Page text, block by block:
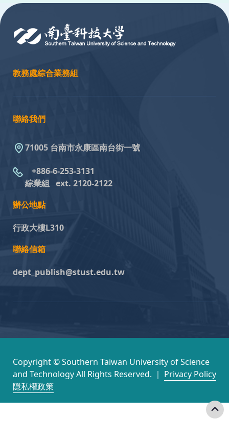
教務處綜合業務組
聯絡我們
71005 台南市永康區南台街一號
+886-6-253-3131
綜業組 ext. 2120-2122
辦公地點
行政大樓L310
聯絡信箱
dept_publish@stust.edu.tw
Copyright © Southern Taiwan University of Science
and Technology All Rights Reserved. ｜ Privacy Policy
隱私權政策